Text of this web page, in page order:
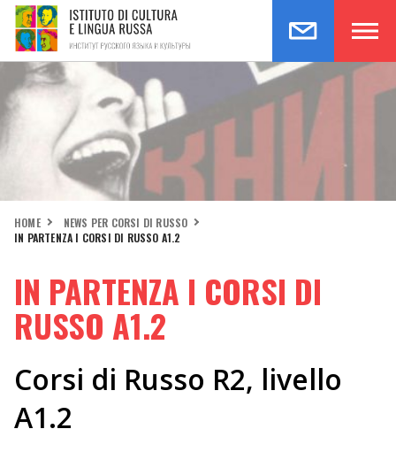
HOME
NEWS PER CORSI DI RUSSO
IN PARTENZA I CORSI DI RUSSO A1.2
IN PARTENZA I CORSI DI
RUSSO A1.2
Corsi di Russo R2, livello
A1.2